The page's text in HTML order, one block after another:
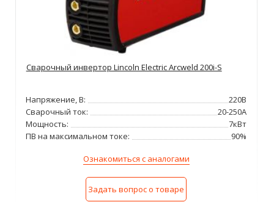
Сварочный инвертор Lincoln Electric Arcweld 200i-S
Напряжение, В:
220В
Сварочный ток:
20-250А
Мощность:
7кВт
ПВ на максимальном токе:
90%
Ознакомиться с аналогами
Задать вопрос о товаре